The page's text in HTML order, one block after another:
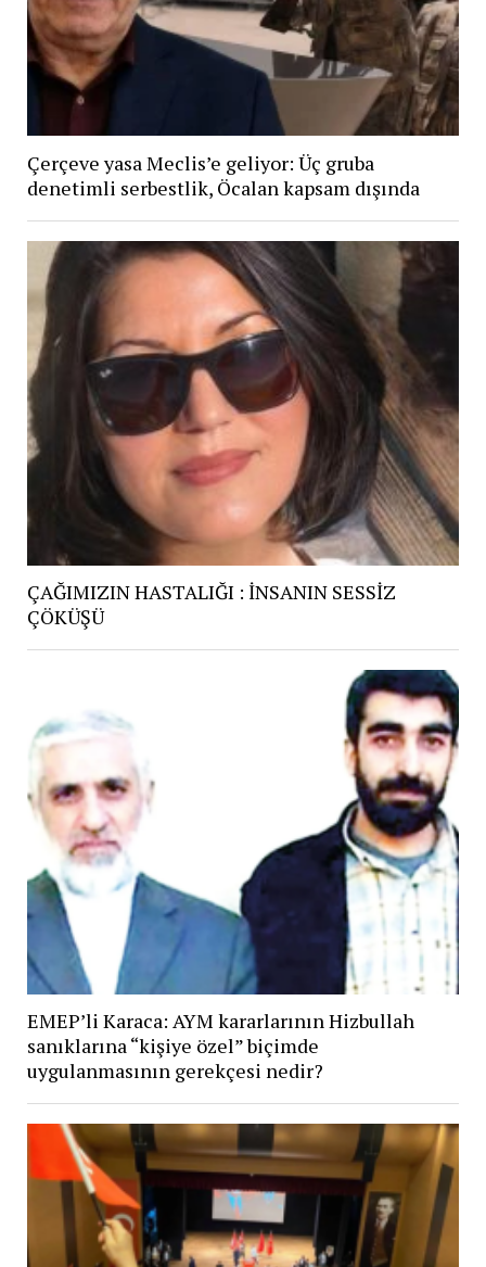
Çerçeve yasa Meclis’e geliyor: Üç gruba
denetimli serbestlik, Öcalan kapsam dışında
ÇAĞIMIZIN HASTALIĞI : İNSANIN SESSİZ
ÇÖKÜŞÜ
EMEP’li Karaca: AYM kararlarının Hizbullah
sanıklarına “kişiye özel” biçimde
uygulanmasının gerekçesi nedir?